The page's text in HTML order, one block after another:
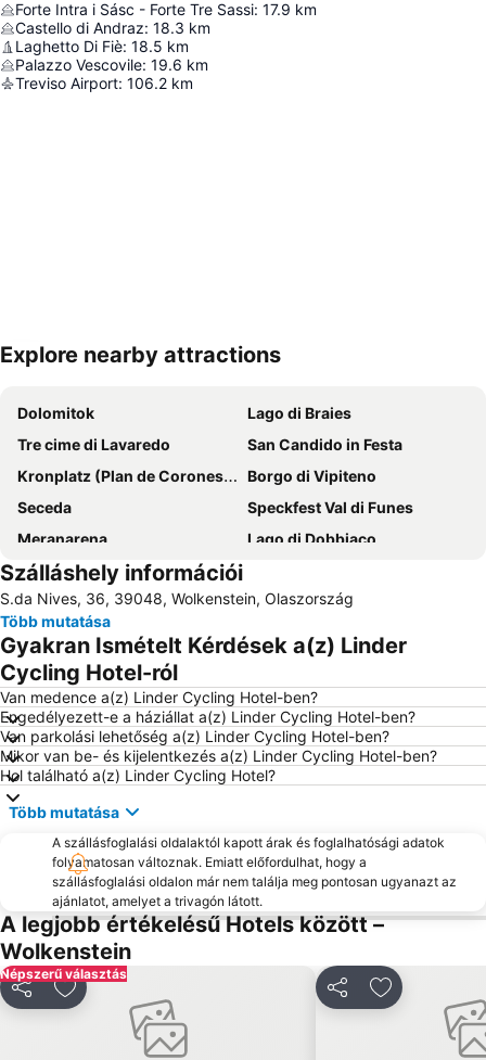
Forte Intra i Sásc - Forte Tre Sassi: 17.9 km
Castello di Andraz: 18.3 km
Laghetto Di Fiè: 18.5 km
Palazzo Vescovile: 19.6 km
Treviso Airport: 106.2 km
Nagy méretű térkép
Explore nearby attractions
Dolomitok
Lago di Braies
Tre cime di Lavaredo
San Candido in Festa
Kronplatz (Plan de Corones) Síterep
Borgo di Vipiteno
Seceda
Speckfest Val di Funes
Meranarena
Lago di Dobbiaco
Lago di Misurina
Alpe di Siusi
Sella Ronda
Passo Pordoi
Bolzano Repülőtér
Parco Naturale delle Dolomiti d'Ampezzo
Alta Badia
Olympic Ice Stadium
Biotopo Lago di Caldaro
Lago del Mis
Palestra di roccia
Passo Falzarego
Passo Rolle
Siusi allo Scilliar
Parco Naturale Fanes - Senes - Braies
Civetta
La chiesa di Santa Maddalena
Tofana
Stazioni sciistiche di Dolomiti Superski
Centro storico
Egetmann Statua con Fontana
Südtirol Classic Rallye
Szálláshely információi
S.da Nives, 36, 39048, Wolkenstein, Olaszország
Több mutatása
Gyakran Ismételt Kérdések a(z) Linder
Cycling Hotel-ról
Van medence a(z) Linder Cycling Hotel-ben?
Engedélyezett-e a háziállat a(z) Linder Cycling Hotel-ben?
Van parkolási lehetőség a(z) Linder Cycling Hotel-ben?
Mikor van be- és kijelentkezés a(z) Linder Cycling Hotel-ben?
Hol található a(z) Linder Cycling Hotel?
Több mutatása
A szállásfoglalási oldalaktól kapott árak és foglalhatósági adatok
folyamatosan változnak. Emiatt előfordulhat, hogy a
szállásfoglalási oldalon már nem találja meg pontosan ugyanazt az
ajánlatot, amelyet a trivagón látott.
A legjobb értékelésű Hotels között –
Wolkenstein
Népszerű választás
MegosztásHozzáadás a kedvencekhez MegosztásHozzáadás